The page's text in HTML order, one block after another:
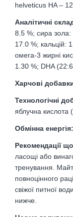
helveticus HA –
Аналітичні
8.5 %; сира зола:
17.0 %; кальцій:
омега-3 жирні
1.30 %; DHA
Харчові
Технологічні
яблучна кислота
Обмінна енергія:
Рекомендації
ласощі або
тренування.
повноцінного
свіжої питної
нижче.